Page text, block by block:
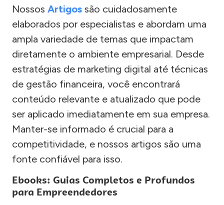
Nossos Artigos são cuidadosamente
elaborados por especialistas e abordam uma
ampla variedade de temas que impactam
diretamente o ambiente empresarial. Desde
estratégias de marketing digital até técnicas
de gestão financeira, você encontrará
conteúdo relevante e atualizado que pode
ser aplicado imediatamente em sua empresa.
Manter-se informado é crucial para a
competitividade, e nossos artigos são uma
fonte confiável para isso.
Ebooks: Guias Completos e Profundos
para Empreendedores